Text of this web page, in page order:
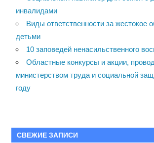
инвалидами
Виды ответственности за жестокое
детьми
10 заповедей ненасильственного
Областные конкурсы и акции,
министерством труда и социальной
году
СВЕЖИЕ ЗАПИСИ